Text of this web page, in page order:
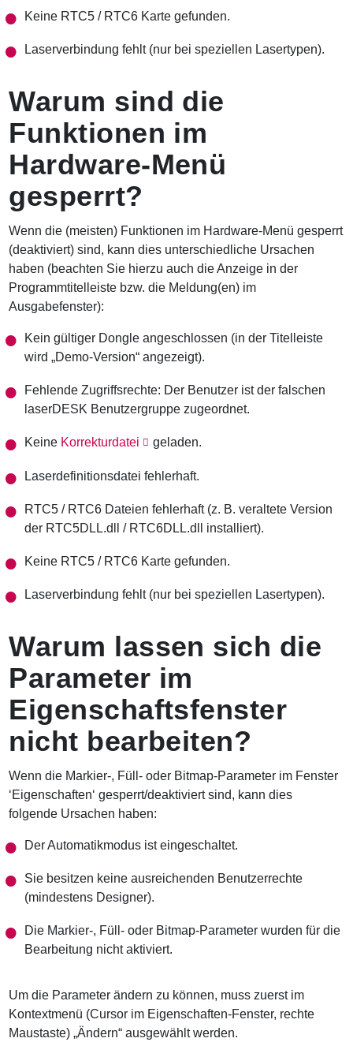
Keine RTC5 / RTC6 Karte gefunden.
Laserverbindung fehlt (nur bei speziellen Lasertypen).
Warum sind die
Funktionen im
Hardware-Menü
gesperrt?
Wenn die (meisten) Funktionen im Hardware-Menü gesperrt
(deaktiviert) sind, kann dies unterschiedliche Ursachen
haben (beachten Sie hierzu auch die Anzeige in der
Programmtitelleiste bzw. die Meldung(en) im
Ausgabefenster):
Kein gültiger Dongle angeschlossen (in der Titelleiste
wird „Demo-Version“ angezeigt).
Fehlende Zugriffsrechte: Der Benutzer ist der falschen
laserDESK Benutzergruppe zugeordnet.
Keine Korrekturdatei geladen.
Laserdefinitionsdatei fehlerhaft.
RTC5 / RTC6 Dateien fehlerhaft (z. B. veraltete Version
der RTC5DLL.dll / RTC6DLL.dll installiert).
Keine RTC5 / RTC6 Karte gefunden.
Laserverbindung fehlt (nur bei speziellen Lasertypen).
Warum lassen sich die
Parameter im
Eigenschaftsfenster
nicht bearbeiten?
Wenn die Markier-, Füll- oder Bitmap-Parameter im Fenster
‘Eigenschaften‘ gesperrt/deaktiviert sind, kann dies
folgende Ursachen haben:
Der Automatikmodus ist eingeschaltet.
Sie besitzen keine ausreichenden Benutzerrechte
(mindestens Designer).
Die Markier-, Füll- oder Bitmap-Parameter wurden für die
Bearbeitung nicht aktiviert.
Um die Parameter ändern zu können, muss zuerst im
Kontextmenü (Cursor im Eigenschaften-Fenster, rechte
Maustaste) „Ändern“ ausgewählt werden.